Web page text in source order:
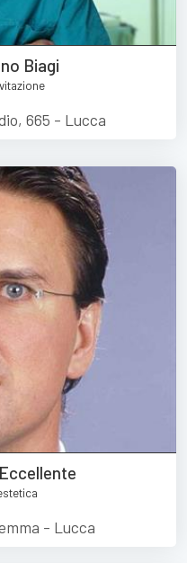
Biagi
665 - Lucca
- Lucca